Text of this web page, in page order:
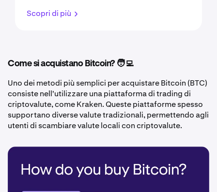
Scopri di più
Come si acquistano Bitcoin? 🧑‍💻
Uno dei metodi più semplici per acquistare Bitcoin (BTC)
consiste nell'utilizzare una piattaforma di trading di
criptovalute, come Kraken. Queste piattaforme spesso
supportano diverse valute tradizionali, permettendo agli
utenti di scambiare valute locali con criptovalute.